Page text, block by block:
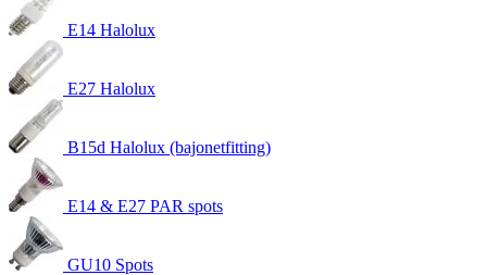
E14 Halolux
E27 Halolux
B15d Halolux (bajonetfitting)
E14 & E27 PAR spots
GU10 Spots